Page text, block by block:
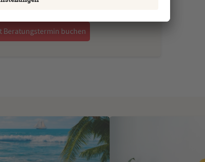
Beratungstermin buchen